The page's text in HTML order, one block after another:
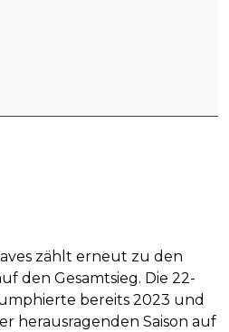
zählt erneut zu den
den Gesamtsieg. Die 22-
bereits 2023 und
herausragenden Saison auf